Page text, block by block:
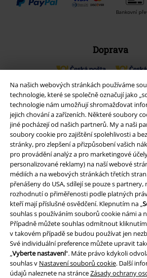
Na našich webových stránkách používáme
technologie, které se společně označují jako
technologie nám umožňují shromažďovat
jejich chování a zařízeních. Některé soubory
jiné pocházejí od našich partnerů. My a naši
soubory cookie pro zajištění spolehlivosti a
stránky, pro zlepšení a přizpůsobení vašich
pro provádění analýz a pro marketingové
personalizované reklamy) na naší webové
médiích a na webových stránkách třetích
přenášeny do USA, sdílejí se pouze s
rozhodnutí o přiměřenosti podle platných
kteří mají příslušné osvědčení. Klepnutím na „
souhlas s používáním souborů cookie námi a
Případně můžete souhlas odmítnout kliknutím
v takovém případě se budou používat jen
Své individuální preference můžete upravit
„Vyberte nastavení“. Máte právo kdykoli
souhlas v Nastavení souborů cookie. Další
údajů naleznete na stránceZásady ochrany
Bankovní
Doprava
Balíkovna Balík Do
EMP aplikaci
Stáhněte si novou EMP aplikaci zdarma a
funkce a výhody!
A Warner Music Group